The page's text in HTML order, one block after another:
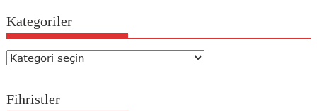
Kategoriler
Kategoriler
Fihristler